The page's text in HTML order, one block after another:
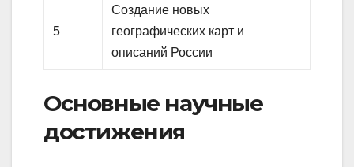
5
Создание новых
географических карт и
описаний России
Основные научные
достижения